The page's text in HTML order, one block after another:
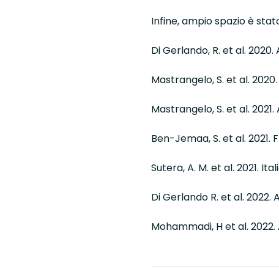
Infine, ampio spazio è
Di Gerlando, R. et al. 2020.
Mastrangelo, S. et al.
Mastrangelo, S. et al. 2021.
Ben-Jemaa, S. et al. 2021.
Sutera, A. M. et al. 2021.
Di Gerlando R. et al. 2022.
Mohammadi, H et al. 2022.